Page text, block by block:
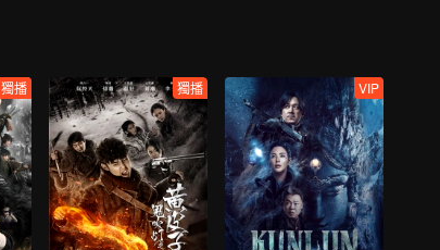
獨播 獨播 VIP